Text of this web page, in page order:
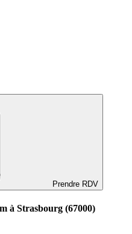
Prendre RDV
à Strasbourg (67000)